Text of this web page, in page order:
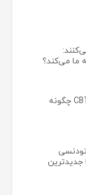
از افکار منفی تا حال بد: CBT چگونه
(ویرایش 2013 تا جدیدترین